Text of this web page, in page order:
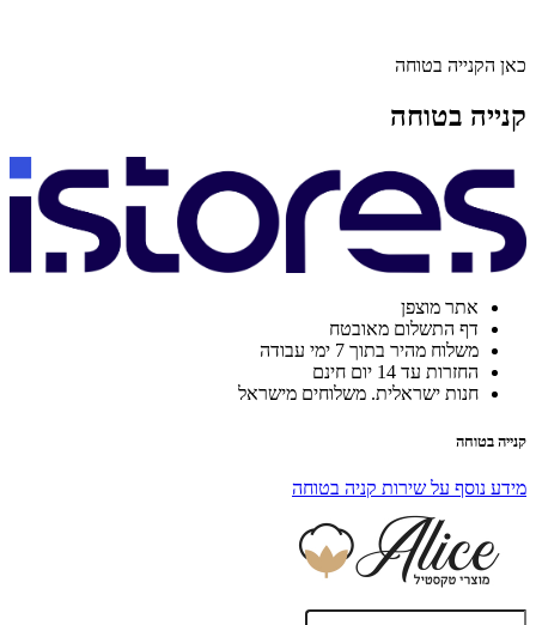
כאן הקנייה בטוחה
קנייה בטוחה
אתר מוצפן
דף התשלום מאובטח
משלוח מהיר בתוך 7 ימי עבודה
החזרות עד 14 יום חינם
חנות ישראלית. משלוחים מישראל
קנייה בטוחה
מידע נוסף על שירות קניה בטוחה